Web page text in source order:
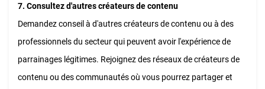
7. Consultez d'autres créateurs de contenu
Demandez conseil à d'autres créateurs de contenu ou à des
professionnels du secteur qui peuvent avoir l'expérience de
parrainages légitimes. Rejoignez des réseaux de créateurs de
contenu ou des communautés où vous pourrez partager et